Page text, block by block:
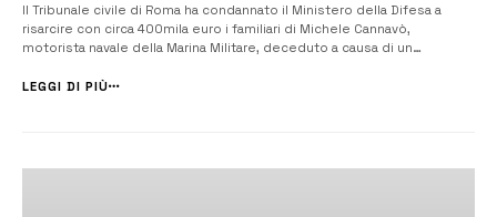
Il Tribunale civile di Roma ha condannato il Ministero della Difesa a
risarcire con circa 400mila euro i familiari di Michele Cannavò,
motorista navale della Marina Militare, deceduto a causa di un
all’amianto durante la sua lunga carriera nelle Forze Armate. Cannavò,
LEGGI DI PIÙ